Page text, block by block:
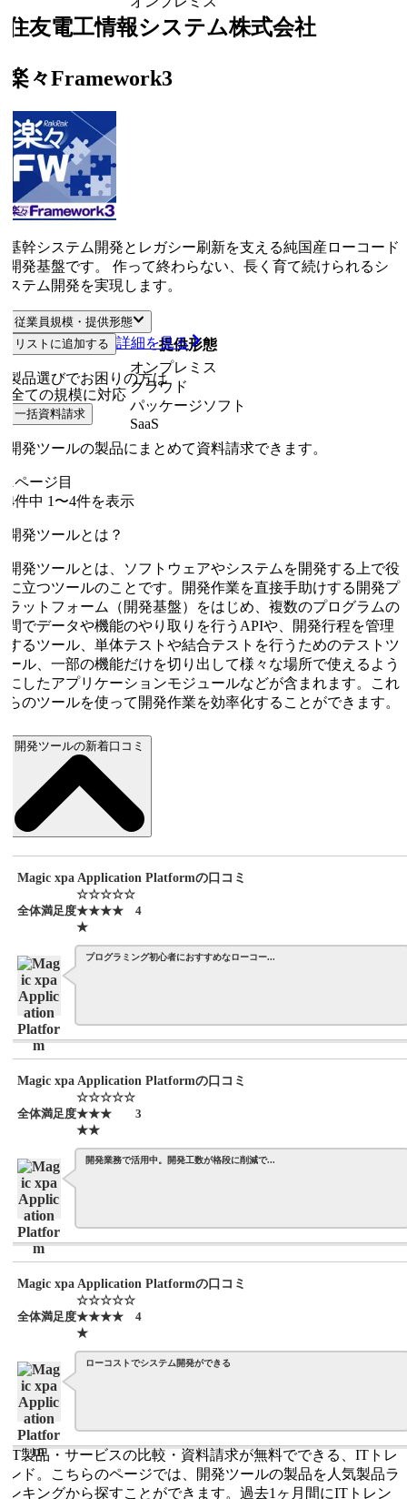
友電工情報システム株式会社
々Framework3
幹システム開発とレガシー刷新を支える純国産ローコード
発基盤です。 作って終わらない、長く育て続けられるシ
テム開発を実現します。
従業員規模・提供形態
従業員規模 提供形態
ての規模に対応
オンプレミス
クラウド
パッケージソフト
SaaS
リストに追加する 詳細を見る
品選びでお困りの方は
一括資料請求
発ツールの製品にまとめて資料請求できます。
ページ目
件中1 〜4件を表示
発ツールとは？
発ツールとは、ソフトウェアやシステムを開発する上で役
立つツールのことです。開発作業を直接手助けする開発プ
ットフォーム（開発基盤）をはじめ、複数のプログラムの
でデータや機能のやり取りを行うAPIや、開発行程を管理
るツール、単体テストや結合テストを行うためのテストツ
ル、一部の機能だけを切り出して様々な場所で使えるよう
したアプリケーションモジュールなどが含まれます。これ
のツールを使って開発作業を効率化することができます。
開発ツールの新着口コミ
Magic xpa Application Platformの口コミ
全体満足度
☆☆☆☆☆
★★★★
4
プログラミング初心者におすすめなローコー...
Magic xpa Application Platformの口コミ
全体満足度
☆☆☆☆☆
★★★
★★
開発業務で活用中。開発工数が格段に削減で...
Magic xpa Application Platformの口コミ
全体満足度
☆☆☆☆☆
★★★★
4
ローコストでシステム開発ができる
製品・サービスの比較・資料請求が無料でできる、ITトレ
ド。こちらのページでは、開発ツールの製品を人気製品ラ
キングから探すことができます。過去1ヶ月間にITトレン